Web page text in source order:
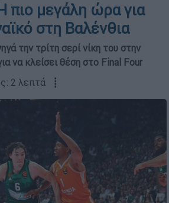
πιο μεγάλη ώρα για
στη Βαλένθια
την τρίτη σερί νίκη του στην
να κλείσει θέση στο Final Four
2 λεπτά ┋